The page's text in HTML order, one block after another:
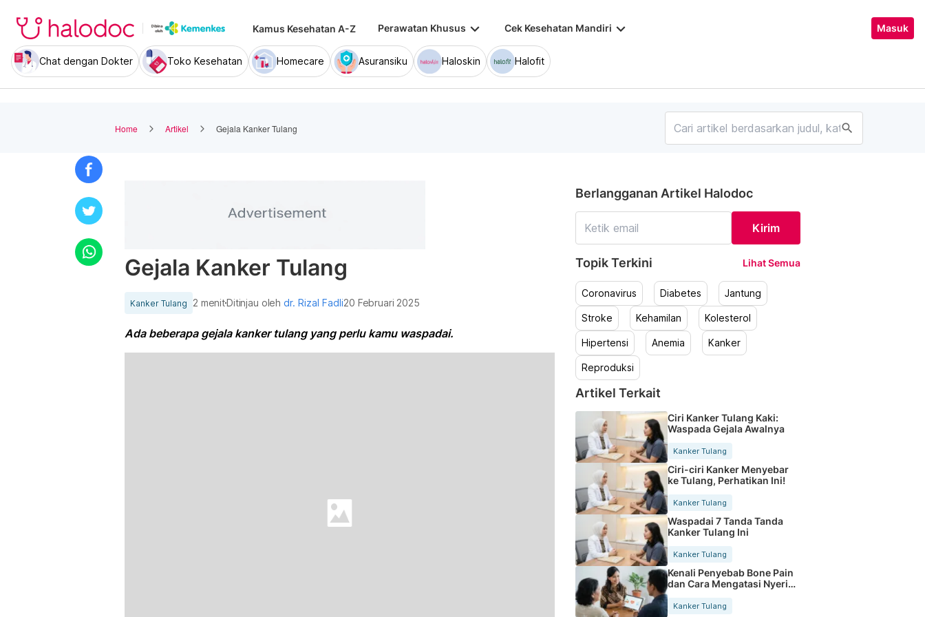
Kamus Kesehatan A-Z Perawatan Khusus keyboard_arrow_down Cek Kesehatan Mandiri keyboard_arrow_down Masuk
Chat dengan Dokter Toko Kesehatan Homecare Asuransiku Haloskin Halofit
Home Artikel Gejala Kanker Tulang search
Gejala Kanker Tulang
Kanker Tulang 2 menitDitinjau olehdr. Rizal Fadli20 Februari 2025
Ada beberapa gejala kanker tulang yang perlu kamu waspadai.
Berlangganan Artikel Halodoc
Kirim
Topik Terkini Lihat Semua
Coronavirus Diabetes Jantung
Stroke Kehamilan Kolesterol
Hipertensi Anemia Kanker
Reproduksi
Artikel Terkait
Ciri Kanker Tulang Kaki:
Waspada Gejala Awalnya
Kanker Tulang
Ciri-ciri Kanker Menyebar
ke Tulang, Perhatikan Ini!
Kanker Tulang
Waspadai 7 Tanda Tanda
Kanker Tulang Ini
Kanker Tulang
Kenali Penyebab Bone Pain
dan Cara Mengatasi Nyeri
Tulang
Kanker Tulang